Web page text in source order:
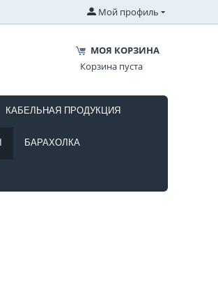
Мой профиль
МОЯ КОРЗИНА
Корзина пуста
КАБЕЛЬНАЯ ПРОДУКЦИЯ
БАРАХОЛКА